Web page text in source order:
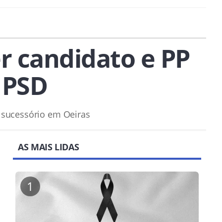
candidato e PP
em Oeiras
AS MAIS LIDAS
1